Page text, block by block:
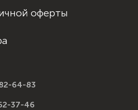
оферты
64-83
37-46